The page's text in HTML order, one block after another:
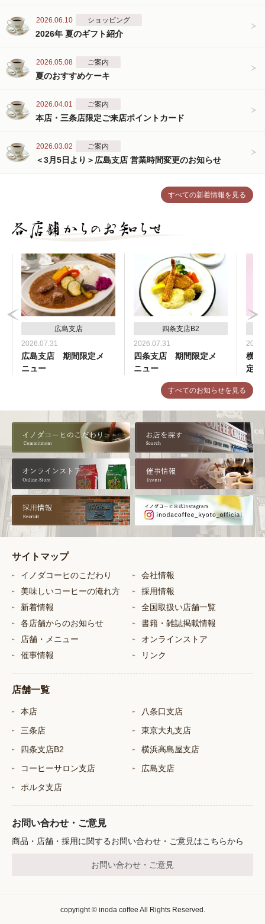
すべての新着情報を見る
2026.06.10 ショッピング
2026年 夏のギフト紹介
2026.05.08 ご案内
夏のおすすめケーキ
2026.04.01 ご案内
本店・三条店限定ご来店ポイントカード
2026.03.02 ご案内
＜3月5日より＞広島支店 営業時間変更のお知らせ
すべてのお知らせを見る
広島支店
2026.07.31
広島支店 期間限定メ
ニュー
四条支店B2
2026.07.31
四条支店 期間限定メ
ニュー
横
定メ
サイトマップ
イノダコーヒのこだわり
美味しいコーヒーの淹れ方
新着情報
各店舗からのお知らせ
店舗・メニュー
催事情報
会社情報
採用情報
全国取扱い店舗一覧
書籍・雑誌掲載情報
オンラインストア
リンク
店舗一覧
本店
三条店
四条支店B2
コーヒーサロン支店
ポルタ支店
八条口支店
東京大丸支店
横浜高島屋支店
広島支店
お問い合わせ・ご意見
商品・店舗・採用に関するお問い合わせ・ご意見はこちらから
お問い合わせ・ご意見
copyright © inoda coffee All Rights Reserved.